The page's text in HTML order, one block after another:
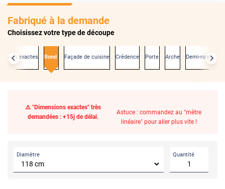
Fabriqué à la demande
Choisissez votre type de découpe
exactes Rond Façade de cuisine Crédence Porte Arche Demi-rond
⚠️ "Dimensions exactes" très
demandées : +15j de délai.
Astuce : commandez au "mètre
linéaire" pour aller plus vite !
Diamètre Quantité